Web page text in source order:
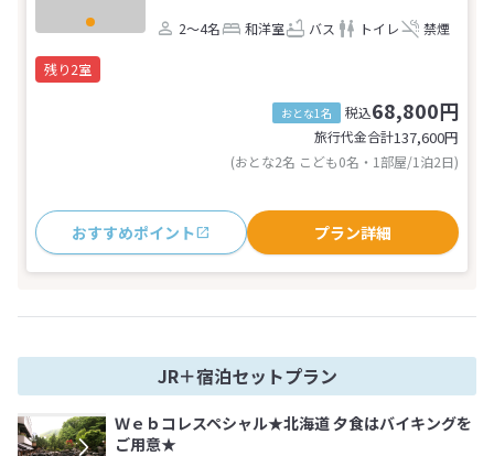
2～4名 和洋室 バス トイレ 禁煙
残り2室
おとな1名 税込68,800円
旅行代金合計137,600円
(おとな2名 こども0名・1部屋/1泊2日)
おすすめポイント プラン詳細
JR＋宿泊セットプラン
Ｗｅｂコレスペシャル★北海道 夕食はバイキングを
ご用意★